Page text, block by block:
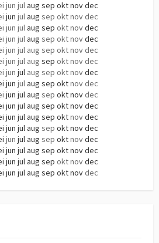
jun julaug sep oktnovdec
jun julaug sep oktnov dec
jun julaug sep oktnovdec
jun julaug sep oktnovdec
jun jul aug sep oktnov dec
jun jul aug sep oktnov dec
jun jul aug sep oktnovdec
jun julaug sep oktnov dec
jun julaug sep oktnov dec
jun julaug sep oktnovdec
jun julaug sep oktnovdec
jun julaug sep oktnovdec
jun julaug sep oktnovdec
jun julaug sep oktnovdec
jun julaug sep oktnovdec
jun julaug sep oktnov dec